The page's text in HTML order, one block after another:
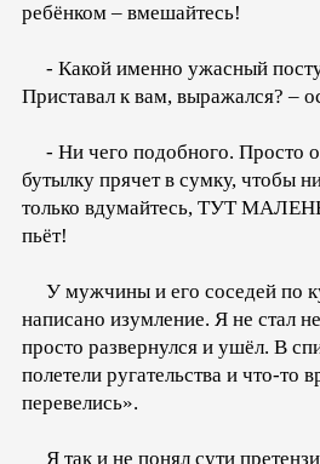
ребёнком – вмешайтесь!
- Какой именно ужасный
Приставал к вам, выражался? –
- Ни чего подобного. Просто
бутылку прячет в сумку, чтобы
только вдумайтесь, ТУТ
пьёт!
У мужчины и его соседей по
написано изумление. Я не стал
просто развернулся и ушёл. В
полетели ругательства и что-то
перевелись».
Я так и не понял сути